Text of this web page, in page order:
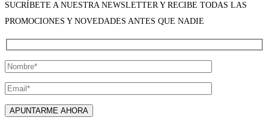
SUCRÍBETE A NUESTRA NEWSLETTER Y RECIBE TODAS LAS
PROMOCIONES Y NOVEDADES ANTES QUE NADIE